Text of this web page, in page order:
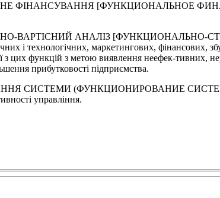
ФІНАНСУВАННЯ [ФУНКЦИОНАЛЬНОЕ
ВАРТІСНИЙ АНАЛІЗ [ФУНКЦИОНАЛЬНО-
і технологічних, маркетингових, фінансових,
з цих функцій з метою виявлення неефек-тивних,
прибутковості підприємства.
СИСТЕМИ (ФУНКЦИОНИРОВАНИЕ СИСТЕМЫ] -
управління.